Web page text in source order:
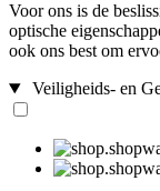
Voor ons is de
optische
ook ons best om
Veiligheids- en